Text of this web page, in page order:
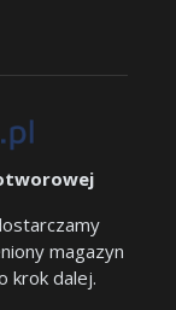
magazyn
krok dalej.